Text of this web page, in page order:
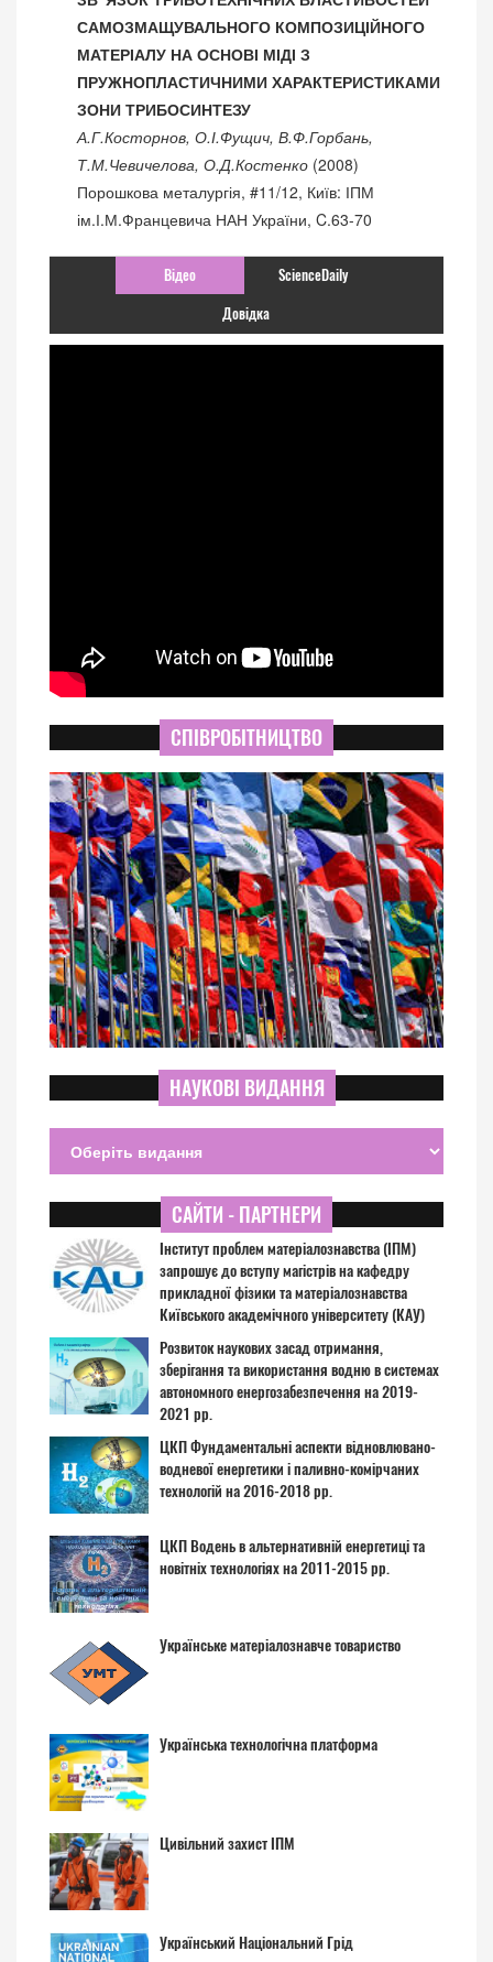
САМОЗМАЩУВАЛЬНОГО КОМПОЗИЦІЙНОГО
МАТЕРІАЛУ НА ОСНОВІ МІДІ З
ПРУЖНОПЛАСТИЧНИМИ ХАРАКТЕРИСТИКАМИ
ЗОНИ ТРИБОСИНТЕЗУ
А.Г.Косторнов, О.І.Фущич, В.Ф.Горбань,
Т.М.Чевичелова, О.Д.Костенко (2008)
Порошкова металургія, #11/12, Київ: ІПМ
ім.І.М.Францевича НАН України, C.63-70
Відео ScienceDaily
Довідка
СПІВРОБІТНИЦТВО
НАУКОВІ ВИДАННЯ
САЙТИ - ПАРТНЕРИ
Інститут проблем матеріалознавства (ІПМ)
запрошує до вступу магістрів на кафедру
прикладної фізики та матеріалознавства
Київського академічного університету (КАУ)
Розвиток наукових засад отримання,
зберігання та використання водню в системах
автономного енергозабезпечення на 2019-
2021 рр.
ЦКП Фундаментальні аспекти відновлювано-
водневої енергетики і паливно-комірчаних
технологій на 2016-2018 рр.
ЦКП Водень в альтернативній енергетиці та
новітніх технологіях на 2011-2015 рр.
Українське матеріалознавче товариство
Українська технологічна платформа
Цивільний захист ІПМ
Український Національний Грід